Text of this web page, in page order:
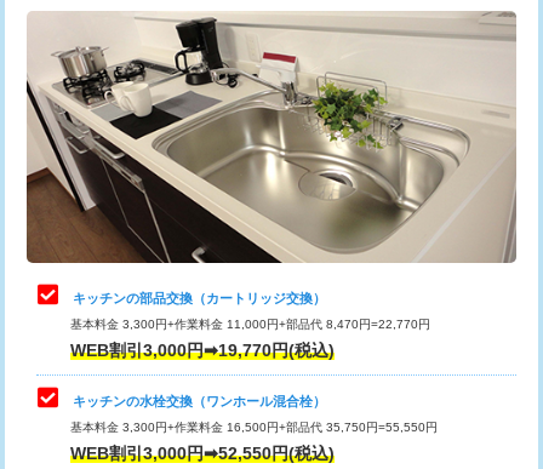
給水管工事※（バンド止め) 3,300円
給水管工事※（支持金具設置) 5,500円
給水管工事※（保温材使用（バンド止
め込み）)
5,500円
給水管工事※（土の掘削・埋め戻し作
11,000円
給水管工事※（塩ビ管（VP・HI）使
用/3ｍまで)
給水管工事※（塩ビ管（VP・HI）使
用（追加）/3ｍ超え)
給水管工事※（ライニング鋼管・銅
管・ポリ管・HT管使用/3ｍまで)
44,000円
追加トーラー機使用/3m超え +3,300円
カメラ調査 33,000円
桝清掃 8,800円
止水・漏水調査・防水処理・清掃・修
理・調整・分解・加工など（軽作業）
11,000円
止水・漏水調査・防水処理・清掃・修
理・調整・分解・加工など（中作業）
22,000円
止水・漏水調査・防水処理・清掃・修
理・調整・分解・加工など（重作業）
33,000円
お風呂タンク脱着
その他部品の脱着
キッチンの部品交換（カートリッジ交換）
基本料金 3,300円+作業料金 11,000円+部品代 8,470円=22,770円
WEB割引3,000円➡19,770円(税込)
キッチンの水栓交換（ワンホール混合栓）
基本料金 3,300円+作業料金 16,500円+部品代 35,750円=55,550円
WEB割引3,000円➡52,550円(税込)